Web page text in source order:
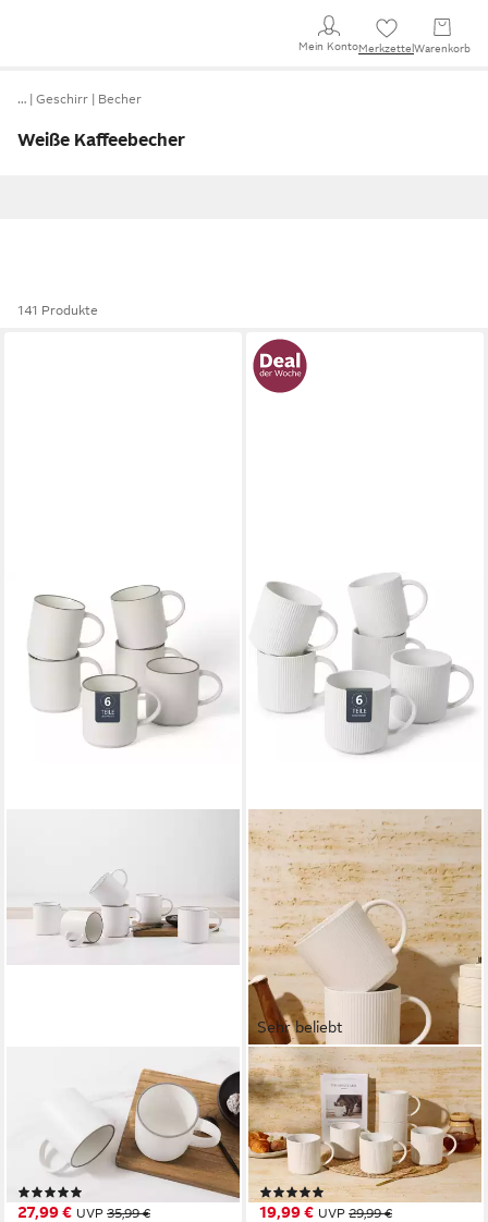
Mein KontoMerkzettel Warenkorb
… Geschirr Becher
Weiße Kaffeebecher
141 Produkte
Becher Kaffeebecher Ylvii,
6er Set, 6-tlg., Steinzeug,
spülmaschinenfest und
mikrowellengeeignet, 350 ml
27,99 € UVP 35,99 €
Sehr beliebt
OTTO HOME
Becher Kaffeebecher Ylvii,
6er Set, 6-tlg., Steinzeug,
Riffeloptik, spülmaschinenfest
und mikrowellengeeignet,
460 ml
(95)
19,99 € UVP 29,99 €